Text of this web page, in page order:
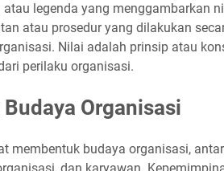
legenda yang menggambarkan
atau prosedur yang dilakukan
Nilai adalah prinsip atau
perilaku organisasi.
Organisasi
membentuk budaya organisasi,